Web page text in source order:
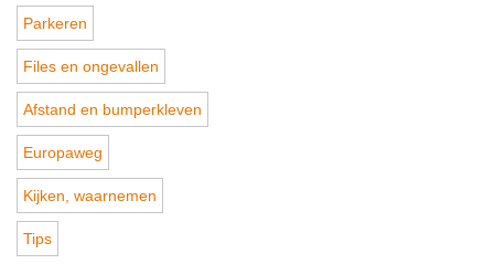
Parkeren
Files en ongevallen
Afstand en bumperkleven
Europaweg
Kijken, waarnemen
Tips